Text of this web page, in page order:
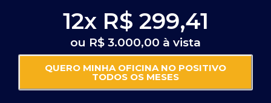
12x R$ 299,41
ou R$ 3.000,00 à vista
QUERO MINHA OFICINA NO POSITIVO
TODOS OS MESES